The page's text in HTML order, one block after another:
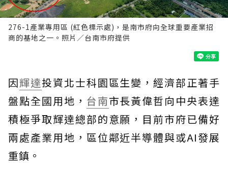
276-1產業專用區 (紅色標示處)，是南市府向全球重要產業招
商的基地之一。照片／台南市府提供
因輝達投資北士科園區生變，經濟部正著手
盤點全國用地， 台南市長黃偉哲向中央表達
積極爭取輝達總部的意願，目前市府已備好
兩處產業用地，區位鄰近半導體與或AI發展
重鎮。